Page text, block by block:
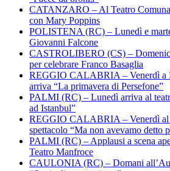
CATANZARO – Al Teatro
con Mary Poppins
POLISTENA (RC) – Lunedì e
Giovanni Falcone
CASTROLIBERO (CS) –
per celebrare Franco Basaglia
REGGIO CALABRIA – Venerdì a
arriva “La primavera di Persefone”
PALMI (RC) – Lunedì arriva al
ad Istanbul”
REGGIO CALABRIA – Venerdì al
spettacolo “Ma non avevamo detto
PALMI (RC) – Applausi a scena
Teatro Manfroce
CAULONIA (RC) – Domani